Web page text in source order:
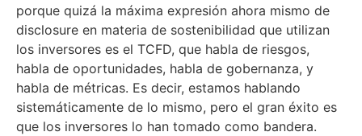
porque quizá la máxima expresión ahora mismo de
disclosure en materia de sostenibilidad que utilizan
los inversores es el TCFD, que habla de riesgos,
habla de oportunidades, habla de gobernanza, y
habla de métricas. Es decir, estamos hablando
sistemáticamente de lo mismo, pero el gran éxito es
que los inversores lo han tomado como bandera.